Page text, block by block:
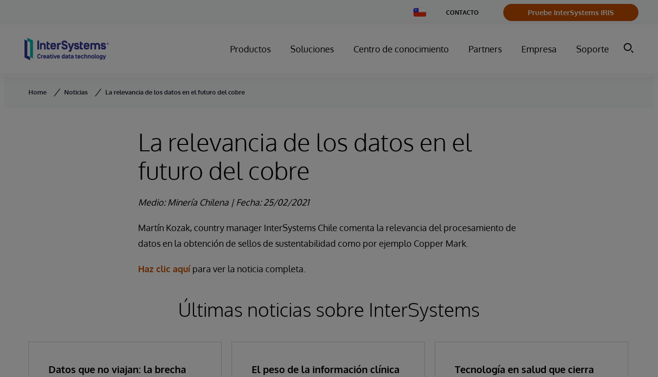
Change
Country
CONTACTO Pruebe InterSystems IRIS
Productos Soluciones Centro de conocimiento Partners Empresa Soporte
Home Noticias La relevancia de los datos en el futuro del cobre
La relevancia de los datos en el
futuro del cobre
Medio:Minería Chilena | Fecha: 25/02/2021
Martín Kozak, country manager InterSystems Chile comenta la relevancia del procesamiento de
datos en la obtención de sellos de sustentabilidad como por ejemplo Copper Mark.
Haz clic aquípara ver la noticia completa.
Últimas noticias sobre InterSystems
Datos que no viajan: la brecha
El peso de la información clínica
Tecnología en salud que cierra